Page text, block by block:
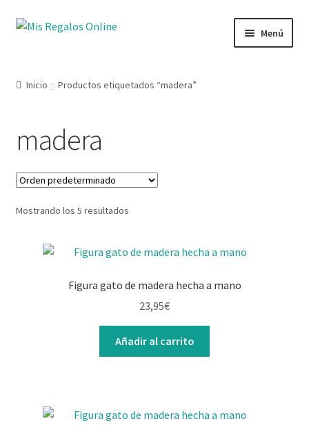
Menú
Secciones
Ofertas
Novedades
Lista de deseos
Inicio Productos etiquetados “madera”
madera
Mostrando los 5 resultados
Figura gato de madera hecha a mano
23,95€
Añadir al carrito